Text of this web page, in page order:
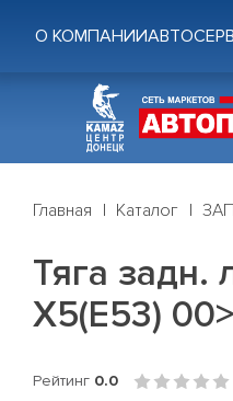
О КОМПАНИИ
Главная Каталог
Тяга задн.
X5(E53) 00>
Рейтинг 0.0